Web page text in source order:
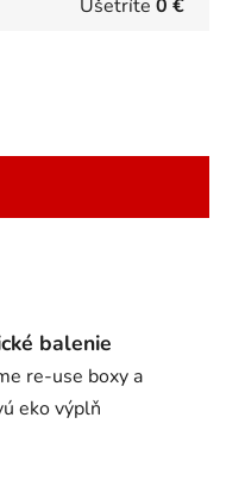
Ušetríte 0 €
balenie
re-use boxy a
eko výplň